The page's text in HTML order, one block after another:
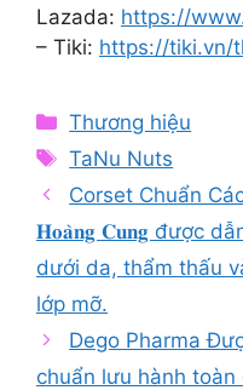
Lazada: https://
– Tiki: https://tiki.vn/
Categories
Thương hiệu
Tags
TaNu Nuts
Corset Chuẩn
𝐇𝐨𝐚̀𝐧𝐠 𝐂𝐮𝐧𝐠 được
dưới da, thẩm thấu
lớp mỡ.
Dego Pharma
chuẩn lưu hành